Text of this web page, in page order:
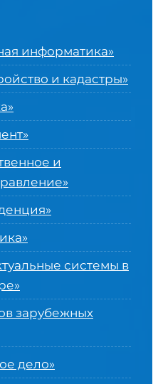
информатика»
и кадастры»
и
системы в
»
зарубежных
дело»